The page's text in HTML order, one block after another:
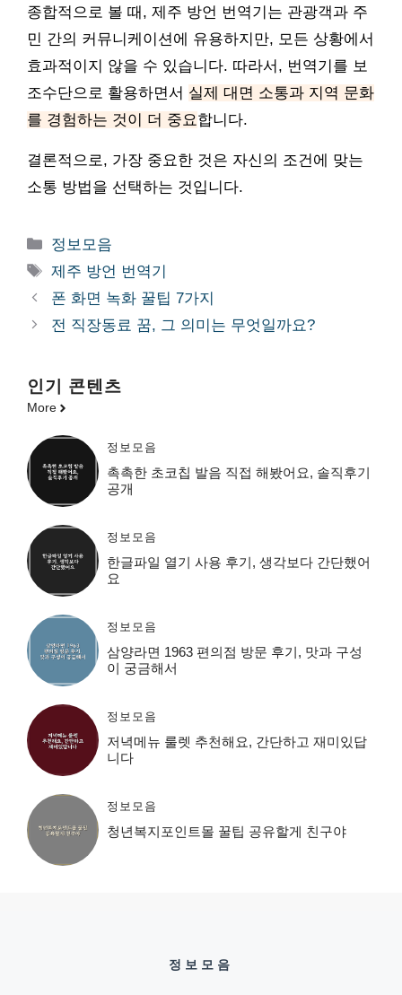
종합적으로 볼 때, 제주 방언 번역기는 관광객과 주
민 간의 커뮤니케이션에 유용하지만, 모든 상황에서
효과적이지 않을 수 있습니다. 따라서, 번역기를 보
조수단으로 활용하면서 실제 대면 소통과 지역 문화
를 경험하는 것이 더 중요합니다.
결론적으로, 가장 중요한 것은 자신의 조건에 맞는
소통 방법을 선택하는 것입니다.
카
테
리
정보모음
태
그
제주 방언 번역기
폰 화면 녹화 꿀팁 7가지
전 직장동료 꿈, 그 의미는 무엇일까요?
인기 콘텐츠
More
정보모음
촉촉한 초코칩 발음 직접 해봤어요, 솔직후기
공개
정보모음
한글파일 열기 사용 후기, 생각보다 간단했어
요
정보모음
삼양라면 1963 편의점 방문 후기, 맛과 구성
이 궁금해서
정보모음
저녁메뉴 룰렛 추천해요, 간단하고 재미있답
니다
정보모음
청년복지포인트몰 꿀팁 공유할게 친구야
정보모음